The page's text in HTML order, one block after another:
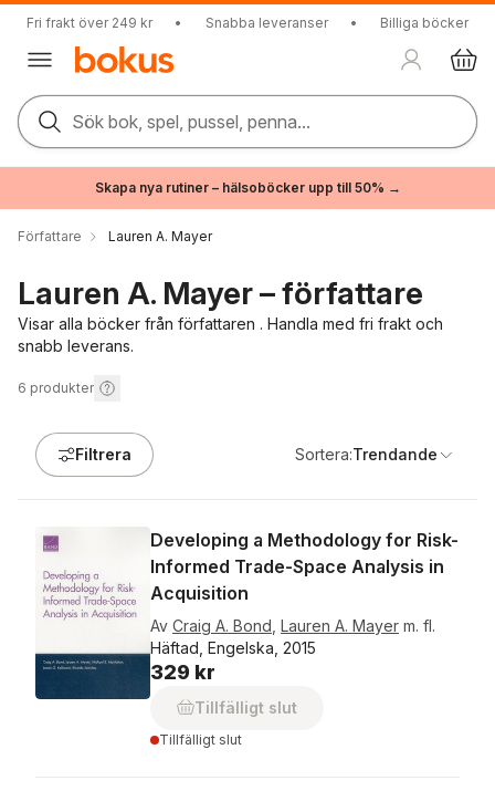
Fri frakt över 249 kr • Snabba leveranser • Billiga böcker
Sök bok, spel, pussel, penna...
Skapa nya rutiner – hälsoböcker upp till 50% →
Författare Lauren A. Mayer
Lauren A. Mayer – författare
Visar alla böcker från författaren . Handla med fri frakt och
snabb leverans.
6 produkter
Filtrera Sortera:Trendande
Developing a Methodology for Risk-
Informed Trade-Space Analysis in
Acquisition
Av Craig A. Bond Lauren A. Mayer m. fl.
Häftad, Engelska, 2015
329 kr
Tillfälligt slut
Tillfälligt slut